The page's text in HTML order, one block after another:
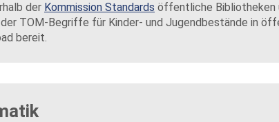
der Kommission Standards öffentliche Bibliotheken
TOM-Begriffe für Kinder- und Jugendbestände in
bereit.